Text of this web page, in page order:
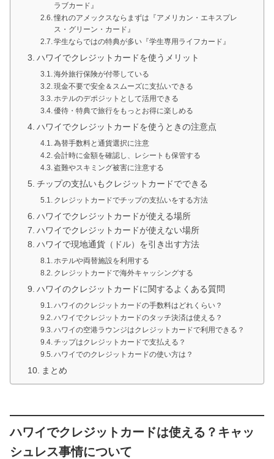
ラブカード』
憧れのアメックスならまずは『アメリカン・エキスプレ
ス・グリーン・カード』
学生ならではの特典が多い『学生専用ライフカード』
ハワイでクレジットカードを使うメリット
海外旅行保険が付帯している
現金不要で安全＆スムーズに支払いできる
ホテルのデポジットとして活用できる
優待・特典で旅行をもっとお得に楽しめる
ハワイでクレジットカードを使うときの注意点
為替手数料と通貨選択に注意
会計時に金額を確認し、レシートも保管する
盗難やスキミング被害に注意する
チップの支払いもクレジットカードでできる
クレジットカードでチップの支払いをする方法
ハワイでクレジットカードが使える場所
ハワイでクレジットカードが使えない場所
ハワイで現地通貨（ドル）を引き出す方法
ホテルや両替施設を利用する
クレジットカードで海外キャッシングする
ハワイのクレジットカードに関するよくある質問
ハワイのクレジットカードの手数料はどれくらい？
ハワイでクレジットカードのタッチ決済は使える？
ハワイの空港ラウンジはクレジットカードで利用できる？
チップはクレジットカードで支払える？
ハワイでのクレジットカードの使い方は？
まとめ
ハワイでクレジットカードは使える？キャッ
シュレス事情について